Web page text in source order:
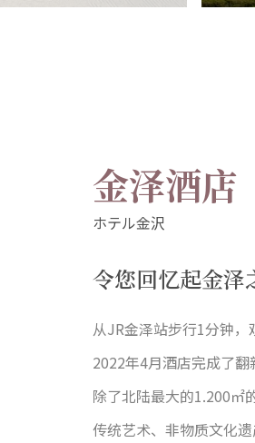
金泽酒店
令您回忆起金泽
从JR金泽站步行1分钟，
2022年4月酒店完成了翻
除了北陆最大的1.200㎡
传统艺术、非物质文化